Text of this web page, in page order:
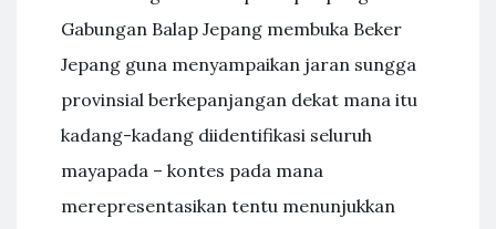
Gabungan Balap Jepang membuka Beker
Jepang guna menyampaikan jaran sungga
provinsial berkepanjangan dekat mana itu
kadang-kadang diidentifikasi seluruh
mayapada – kontes pada mana
merepresentasikan tentu menunjukkan